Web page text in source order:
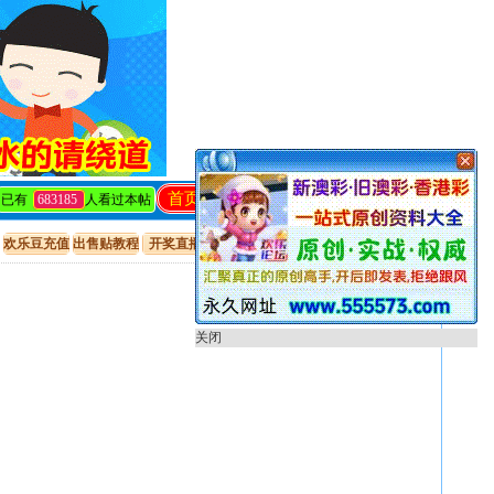
关闭
编辑
发帖
回复
首页
已有 683185 人看过本帖
欢乐豆充值 出售贴教程 开奖直播 只看楼主 倒序阅读 使用道具
关闭